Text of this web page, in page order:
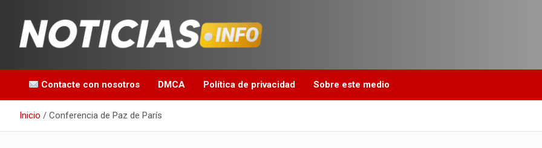
contenido
Noticias en español
Contacte con nosotros DMCA Política de privacidad Sobre este medio
Inicio Conferencia de Paz de París